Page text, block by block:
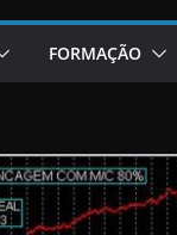
FORMAÇÃO